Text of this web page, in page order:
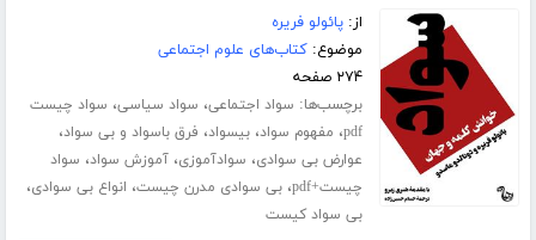
از:پائولو فریره
موضوع:کتاب‌های علوم اجتماعی
۲۷۴ صفحه
برچسب‌ها: سواد اجتماعی، سواد سیاسی، سواد چیست
pdf، مفهوم سواد،بیسواد، فرق باسواد و بی سواد،
عوارض بی سوادی، سوادآموزی،آموزش سواد، سواد
چیست+pdf
،بی سوادی مدرن چیست، انواع بی سوادی،
بی سواد کیست